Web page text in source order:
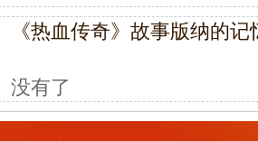
《热血传奇》故事版纳的记
没有了